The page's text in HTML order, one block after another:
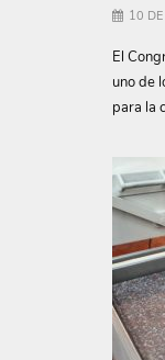
10
El
uno de
para la